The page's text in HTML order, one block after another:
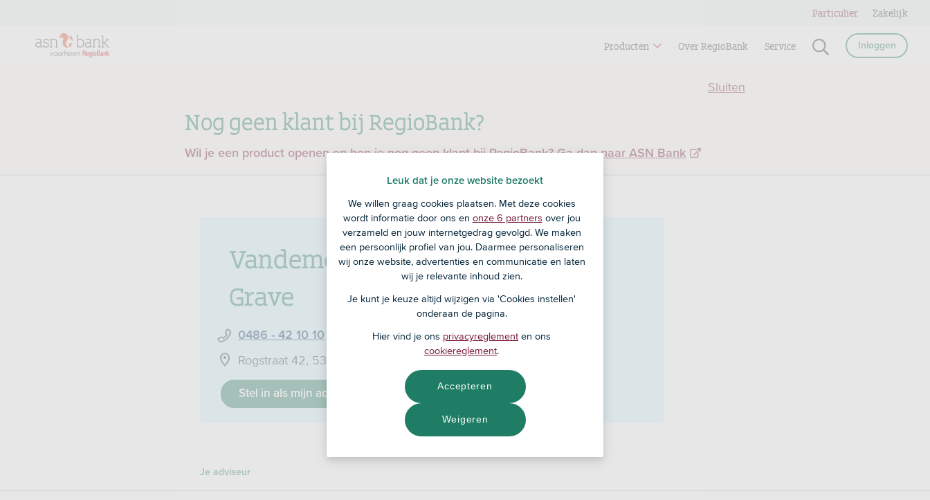
Nog geen klant bij RegioBank?
Wil je een product openen en ben je nog geen klant bij RegioBank?Ga dan naar ASN Bank
Sluiten
Producten Over RegioBank Service Inloggen
Particulier Zakelijk
Vandemoss Assurantien B.V.in
Grave
0486 - 42 10 10
Rogstraat 42, 5361 GR
Stel in als mijn adviseur
Je adviseur
Leuk dat je onze website bezoekt
We willen graag cookies plaatsen. Met deze cookies
wordt informatie door ons en onze 6 partners over jou
verzameld en jouw internetgedrag gevolgd. We maken
een persoonlijk profiel van jou. Daarmee personaliseren
wij onze website, advertenties en communicatie en laten
wij je relevante inhoud zien.
Je kunt je keuze altijd wijzigen via 'Cookies instellen'
onderaan de pagina.
Hier vind je ons privacyreglement en ons
cookiereglement.
Weigeren
Accepteren